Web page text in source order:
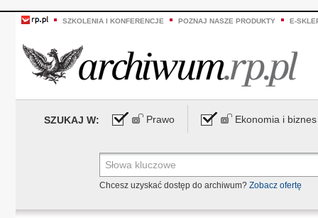
SZKOLENIA I KONFERENCJE POZNAJ NASZE PRODUKTY E-
SZUKAJ W: Prawo Ekonomia i biznes
Chcesz uzyskać dostęp do archiwum? Zobacz ofertę